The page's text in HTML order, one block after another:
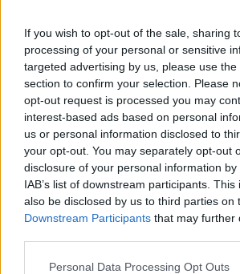
If you wish to opt-out of the sale, sharing
processing of your personal or sensitive
targeted advertising by us, please use
section to confirm your selection. Please
opt-out request is processed you may
interest-based ads based on personal
us or personal information disclosed to
your opt-out. You may separately opt-out
disclosure of your personal information
IAB’s list of downstream participants.
also be disclosed by us to third parties on
Downstream Participants that may further
Personal Data Processing Opt Outs
kutya
vizsgaidőszak
stressz
szorongás
terápiás kutya
mentális egészség